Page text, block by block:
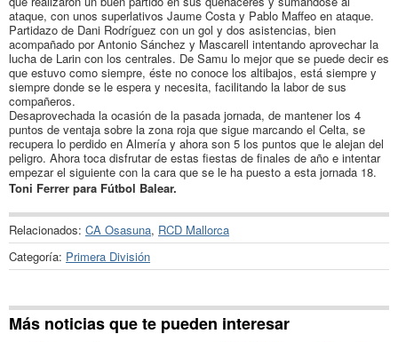
ataque, con unos superlativos Jaume Costa y Pablo Maffeo en ataque.
Partidazo de Dani Rodríguez con un gol y dos asistencias, bien
acompañado por Antonio Sánchez y Mascarell intentando aprovechar la
lucha de Larin con los centrales. De Samu lo mejor que se puede decir es
que estuvo como siempre, éste no conoce los altibajos, está siempre y
siempre donde se le espera y necesita, facilitando la labor de sus
compañeros.
Desaprovechada la ocasión de la pasada jornada, de mantener los 4
puntos de ventaja sobre la zona roja que sigue marcando el Celta, se
recupera lo perdido en Almería y ahora son 5 los puntos que le alejan del
peligro. Ahora toca disfrutar de estas fiestas de finales de año e intentar
empezar el siguiente con la cara que se le ha puesto a esta jornada 18.
Toni Ferrer para Fútbol Balear.
Relacionados: CA Osasuna, RCD Mallorca
Categoría: Primera División
Más noticias que te pueden interesar